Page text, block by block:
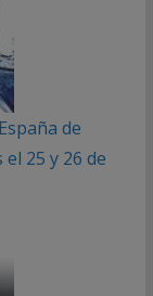
de
25 y 26 de